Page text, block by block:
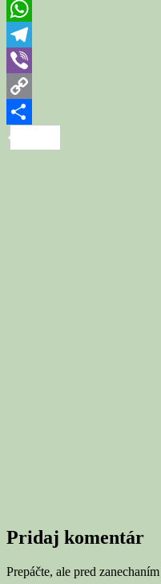
Twitter
WhatsApp
Telegram
Viber
Copy
Link
Pridaj komentár
Prepáčte, ale pred